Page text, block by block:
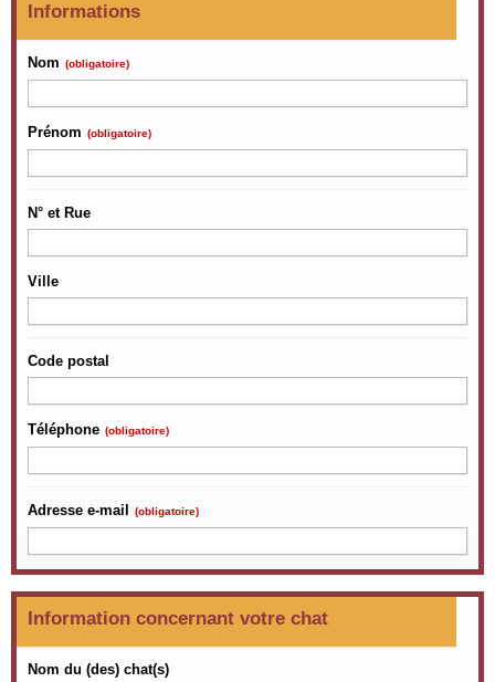
Informations
Nom (obligatoire)
Prénom (obligatoire)
N° et Rue
Ville
Code postal
Téléphone (obligatoire)
Adresse e-mail (obligatoire)
Information concernant votre chat
Nom du (des) chat(s)